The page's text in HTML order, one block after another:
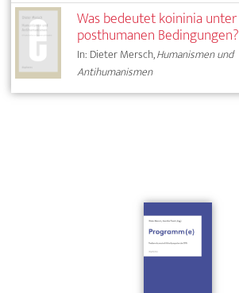
Was bedeutet koininia unter
posthumanen Bedingungen?
In: Dieter Mersch,Humanismen und
Antihumanismen